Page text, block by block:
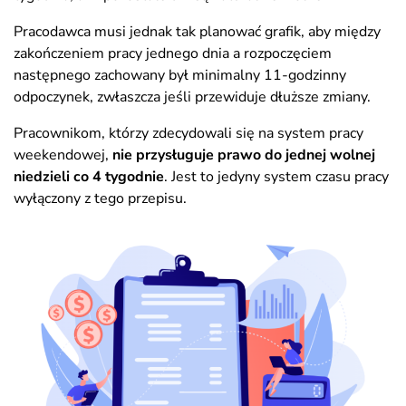
Pracodawca musi jednak tak planować grafik, aby między
zakończeniem pracy jednego dnia a rozpoczęciem
następnego zachowany był minimalny 11-godzinny
odpoczynek, zwłaszcza jeśli przewiduje dłuższe zmiany.
Pracownikom, którzy zdecydowali się na system pracy
weekendowej, nie przysługuje prawo do jednej wolnej
niedzieli co 4 tygodnie. Jest to jedyny system czasu pracy
wyłączony z tego przepisu.